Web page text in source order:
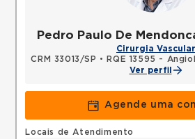
Pedro Paulo De
Cirurgia Vascular
CRM 33013/SP • RQE 13595 -
Ver perfil
Agende uma
Locais de Atendimento